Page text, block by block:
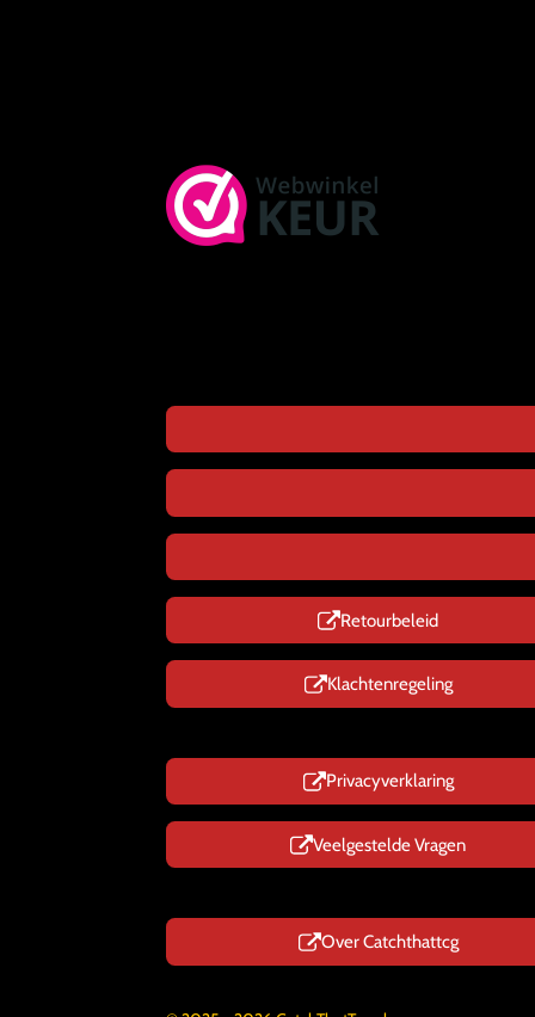
Retourbeleid
Klachtenregeling
Privacyverklaring
Veelgestelde Vragen
Over Catchthattcg